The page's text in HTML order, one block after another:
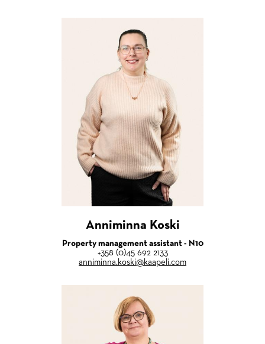
Anniminna Koski
Property management assistant - N10
+358 (0)45 692 2133
anniminna.koski@kaapeli.com